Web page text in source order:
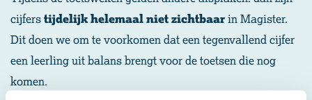
cijferstijdelijk helemaal niet zichtbaarin Magister.
Dit doen we om te voorkomen dat een tegenvallend cijfer
een leerling uit balans brengt voor de toetsen die nog
komen.